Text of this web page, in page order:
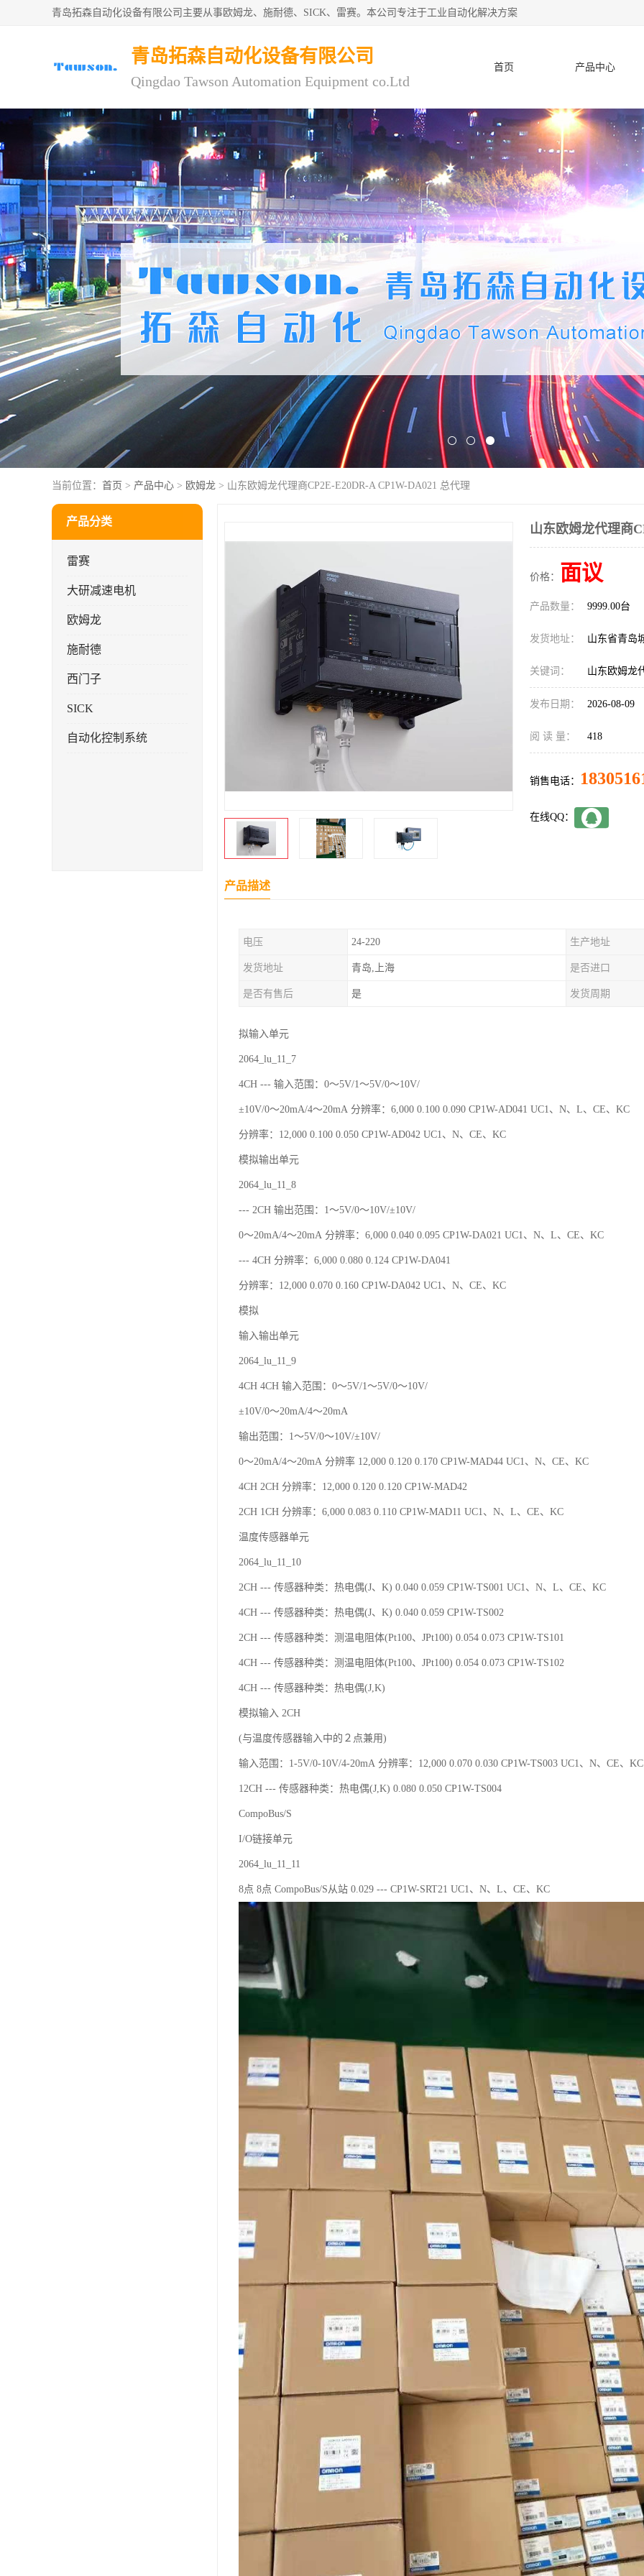
青岛拓森自动化设备有限公司主要从事欧姆龙、施耐德、SICK、雷赛。本公司专注于工业自动化解决方案
青岛拓森自动化设备有限公司
Qingdao Tawson Automation Equipment co.Ltd
首页 产品中心
人才招聘
当前位置： 首页 > 产品中心 > 欧姆龙 > 山东欧姆龙代理商CP2E-E20DR-A CP1W-DA021 总代理
产品分类
雷赛
大研减速电机
欧姆龙
施耐德
西门子
SICK
自动化控制系统
山东欧姆龙代理商
价格： 面议
产品数量： 9999.00台
发货地址： 山东省青岛
关键词： 山东欧姆龙
发布日期： 2026-08-09
阅 读 量： 418
销售电话：
在线QQ：
产品描述
电压 24-220 生产地址
发货地址 青岛,上海 是否进口
是否有售后 是 发货周期
拟输入单元
2064_lu_11_7
4CH --- 输入范围：0～5V/1～5V/0～10V/
±10V/0～20mA/4～20mA 分辨率：6,000 0.100 0.090 CP1W-AD041 UC1、N、L、CE、KC
分辨率：12,000 0.100 0.050 CP1W-AD042 UC1、N、CE、KC
模拟输出单元
2064_lu_11_8
--- 2CH 输出范围：1～5V/0～10V/±10V/
0～20mA/4～20mA 分辨率：6,000 0.040 0.095 CP1W-DA021 UC1、N、L、CE、KC
--- 4CH 分辨率：6,000 0.080 0.124 CP1W-DA041
分辨率：12,000 0.070 0.160 CP1W-DA042 UC1、N、CE、KC
模拟
输入输出单元
2064_lu_11_9
4CH 4CH 输入范围：0～5V/1～5V/0～10V/
±10V/0～20mA/4～20mA
输出范围：1～5V/0～10V/±10V/
0～20mA/4～20mA 分辨率 12,000 0.120 0.170 CP1W-MAD44 UC1、N、CE、KC
4CH 2CH 分辨率：12,000 0.120 0.120 CP1W-MAD42
2CH 1CH 分辨率：6,000 0.083 0.110 CP1W-MAD11 UC1、N、L、CE、KC
温度传感器单元
2064_lu_11_10
2CH --- 传感器种类：热电偶(J、K) 0.040 0.059 CP1W-TS001 UC1、N、L、CE、KC
4CH --- 传感器种类：热电偶(J、K) 0.040 0.059 CP1W-TS002
2CH --- 传感器种类：测温电阻体(Pt100、JPt100) 0.054 0.073 CP1W-TS101
4CH --- 传感器种类：测温电阻体(Pt100、JPt100) 0.054 0.073 CP1W-TS102
4CH --- 传感器种类：热电偶(J,K)
模拟输入 2CH
(与温度传感器输入中的２点兼用)
输入范围：1-5V/0-10V/4-20mA 分辨率：12,000 0.070 0.030 CP1W-TS003 UC1、N、CE、KC
12CH --- 传感器种类：热电偶(J,K) 0.080 0.050 CP1W-TS004
CompoBus/S
I/O链接单元
2064_lu_11_11
8点 8点 CompoBus/S从站 0.029 --- CP1W-SRT21 UC1、N、L、CE、KC